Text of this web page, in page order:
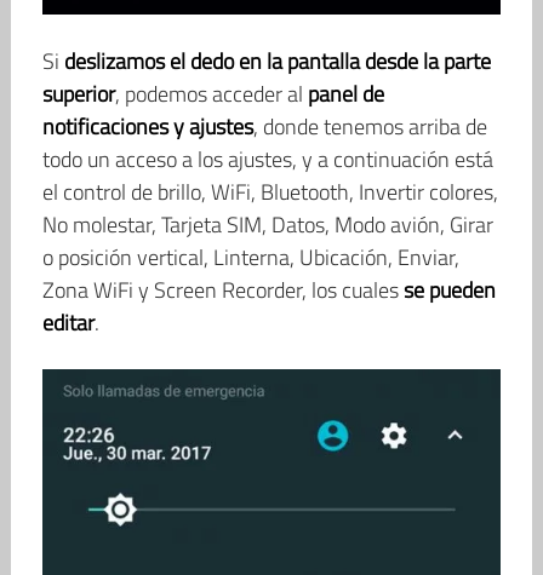
Si deslizamos el dedo en la pantalla desde la parte
superior, podemos acceder al panel de
notificaciones y ajustes, donde tenemos arriba de
todo un acceso a los ajustes, y a continuación está
el control de brillo, WiFi, Bluetooth, Invertir colores,
No molestar, Tarjeta SIM, Datos, Modo avión, Girar
o posición vertical, Linterna, Ubicación, Enviar,
Zona WiFi y Screen Recorder, los cualesse pueden
editar.